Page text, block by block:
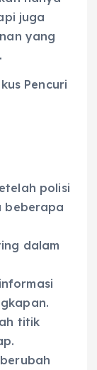
juga
yang
Pencuri
polisi
beberapa
dalam
titik